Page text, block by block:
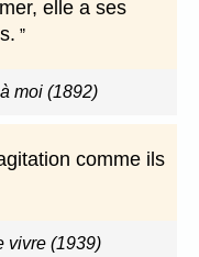
elle a ses
moi (1892)
comme ils
vivre (1939)